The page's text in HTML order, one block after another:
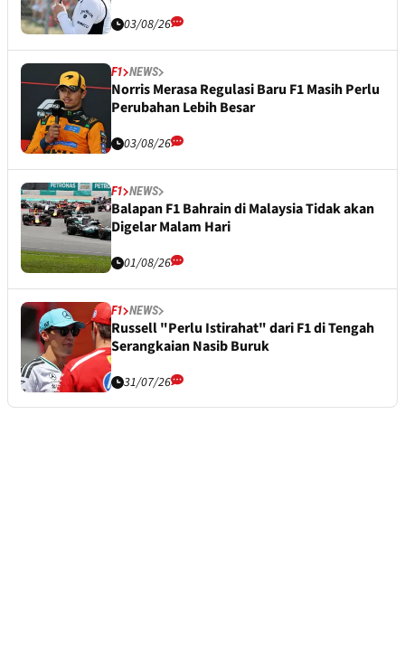
03/08/26
F1 NEWS
Norris Merasa Regulasi Baru F1 Masih Perlu
Perubahan Lebih Besar
03/08/26
F1 NEWS
Balapan F1 Bahrain di Malaysia Tidak akan
Digelar Malam Hari
01/08/26
F1 NEWS
Russell "Perlu Istirahat" dari F1 di Tengah
Serangkaian Nasib Buruk
31/07/26